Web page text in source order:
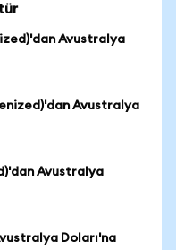
Avustralya
Avustralya
Avustralya
Doları'na